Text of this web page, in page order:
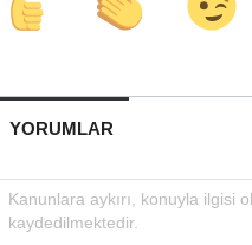
YORUMLAR